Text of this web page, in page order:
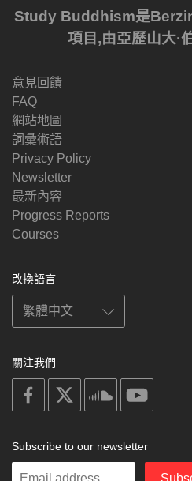
Study Buddhism是
項目,由亞歷山大·
意見回饋
FAQ
網站地圖
詞彙術語
Privacy Policy
Newsletter
最新內容
Progress Reports
Courses
改換語言
關注我們
on
facebook
soundcloud
Subscribe to our newsletter
Enter